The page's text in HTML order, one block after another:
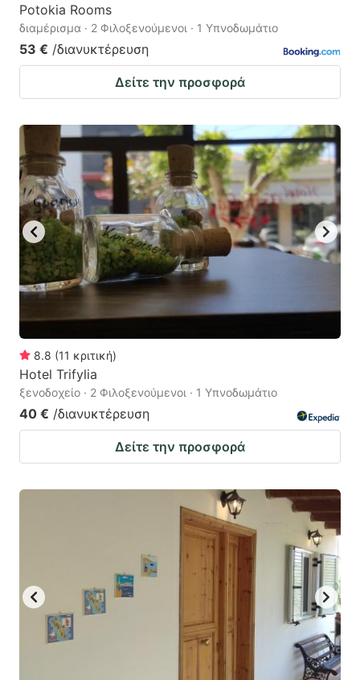
Potokia Rooms
διαμέρισμα · 2 Φιλοξενούμενοι · 1 Υπνοδωμάτιο
53 € /διανυκτέρευση
Δείτε την προσφορά
8.8 (11 κριτική)
Hotel Trifylia
ξενοδοχείο · 2 Φιλοξενούμενοι · 1 Υπνοδωμάτιο
40 € /διανυκτέρευση
Δείτε την προσφορά